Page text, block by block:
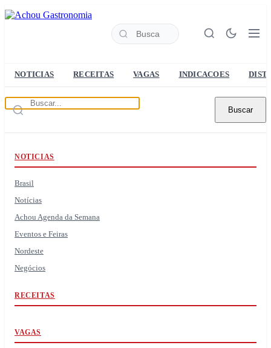
NOTICIAS RECEITAS VAGAS INDICACOES
Buscar
NOTICIAS
Brasil
Notícias
Achou Agenda da Semana
Eventos e Feiras
Nordeste
Negócios
RECEITAS
VAGAS